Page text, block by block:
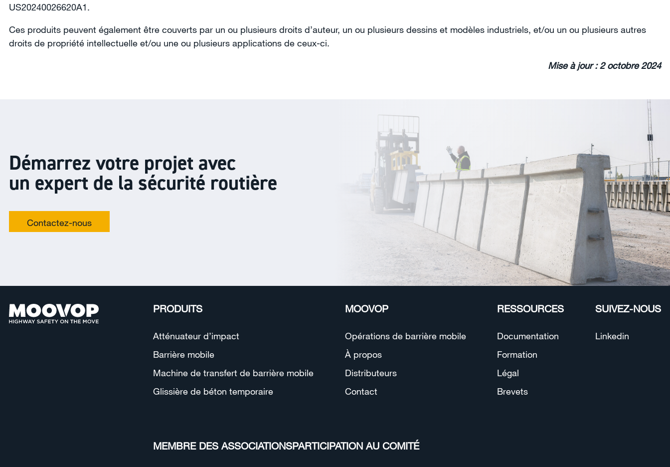
US20240026620A1.
Ces produits peuvent également être couverts par un ou plusieurs droits d’auteur, un ou plusieurs dessins et modèles industriels, et/ou un ou plusieurs autres
droits de propriété intellectuelle et/ou une ou plusieurs applications de ceux-ci.
Mise à jour : 2 octobre 2024
Démarrez votre projet avec
un expert de la sécurité routière
Contactez-nous
PRODUITS
Atténuateur d’impact
Barrière mobile
Machine de transfert de barrière mobile
Glissière de béton temporaire
MOOVOP
Opérations de barrière mobile
À propos
Distributeurs
Contact
RESSOURCES
Documentation
Formation
Légal
Brevets
SUIVEZ-NOUS
Linkedin
MEMBRE DES ASSOCIATIONSPARTICIPATION AU COMITÉ